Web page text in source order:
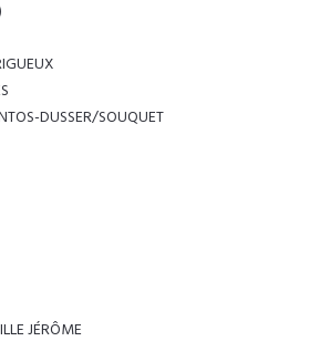
DUSSER/SOUQUET
JÉRÔME